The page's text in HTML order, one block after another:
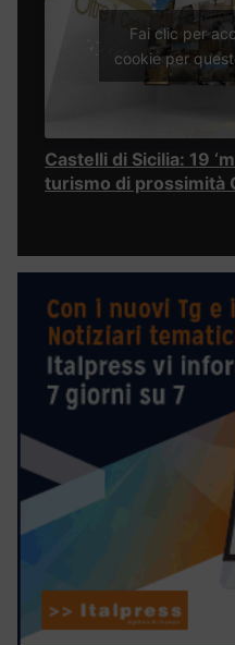
Fai clic per
cookie per
Castelli di Sicilia: 19
turismo di prossimità